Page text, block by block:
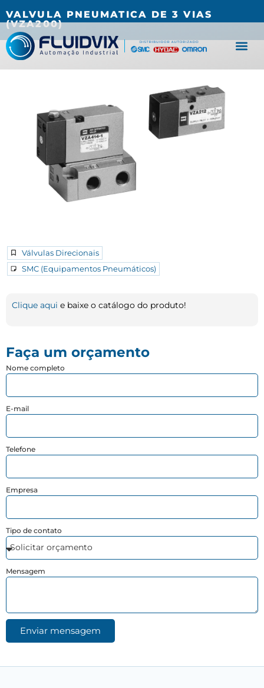
(27) 3067-0001 fluidvix@fluidvix.com.br
VALVULA PNEUMATICA DE 3 VIAS
(VZA200)
Válvulas Direcionais
SMC (Equipamentos Pneumáticos)
Clique aqui e baixe o catálogo do produto!
Faça um orçamento
Nome completo
E-mail
Telefone
Empresa
Tipo de contato
Mensagem
Enviar mensagem